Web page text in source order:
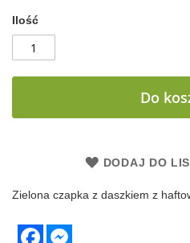
Ilość
Do
DODAJ DO
Zielona czapka z daszkiem z
Facebook